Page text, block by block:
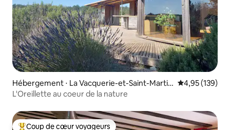
Hébergement ⋅ La Vacquerie-et-Saint-Martin
-de-Castries
Évaluation
4,95 (139)
L'Oreillette au coeur de la nature
Coup de cœur voyageurs